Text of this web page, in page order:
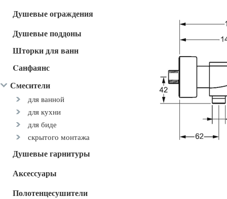
Душевые ограждения
Душевые поддоны
Шторки для ванн
Cанфаянс
Смесители
для ванной
для кухни
для биде
скрытого монтажа
Душевые гарнитуры
Аксессуары
Полотенцесушители